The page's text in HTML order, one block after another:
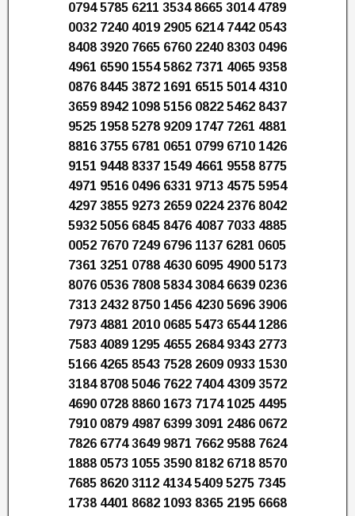
0794 5785 6211 3534 8665 3014 4789
0032 7240 4019 2905 6214 7442 0543
8408 3920 7665 6760 2240 8303 0496
4961 6590 1554 5862 7371 4065 9358
0876 8445 3872 1691 6515 5014 4310
3659 8942 1098 5156 0822 5462 8437
9525 1958 5278 9209 1747 7261 4881
8816 3755 6781 0651 0799 6710 1426
9151 9448 8337 1549 4661 9558 8775
4971 9516 0496 6331 9713 4575 5954
4297 3855 9273 2659 0224 2376 8042
5932 5056 6845 8476 4087 7033 4885
0052 7670 7249 6796 1137 6281 0605
7361 3251 0788 4630 6095 4900 5173
8076 0536 7808 5834 3084 6639 0236
7313 2432 8750 1456 4230 5696 3906
7973 4881 2010 0685 5473 6544 1286
7583 4089 1295 4655 2684 9343 2773
5166 4265 8543 7528 2609 0933 1530
3184 8708 5046 7622 7404 4309 3572
4690 0728 8860 1673 7174 1025 4495
7910 0879 4987 6399 3091 2486 0672
7826 6774 3649 9871 7662 9588 7624
1888 0573 1055 3590 8182 6718 8570
7685 8620 3112 4134 5409 5275 7345
1738 4401 8682 1093 8365 2195 6668